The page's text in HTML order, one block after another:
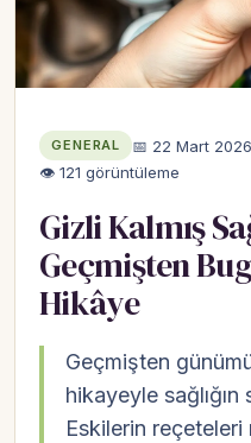
GENERAL 📅 22 Mart
👁 121 görüntüleme
Gizli Kalmış
Geçmişten
Hikâye
Geçmişten
hikayeyle sağlığın
Eskilerin reçeteleri